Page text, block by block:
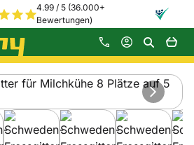
4.99 / 5 (36.000+
Bewertungen)
springen